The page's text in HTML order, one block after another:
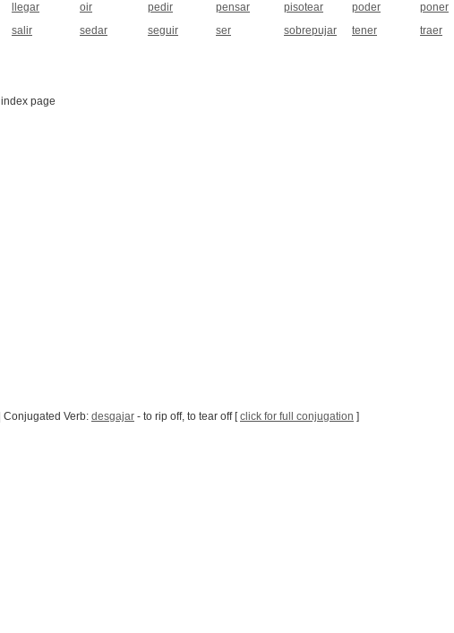
llegar oir pedir pensar pisotear poder poner
salir sedar seguir ser sobrepujar tener traer
index page
| Conjugated Verb: desgajar - to rip off, to tear off [click for full conjugation ]